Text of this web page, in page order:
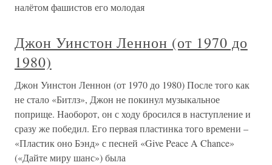
налётом фашистов его молодая
Джон Уинстон Леннон (от 1970 до
1980)
Джон Уинстон Леннон (от 1970 до 1980) После того как
не стало «Битлз», Джон не покинул музыкальное
поприще. Наоборот, он с ходу бросился в наступление и
сразу же победил. Его первая пластинка того времени –
«Пластик оно Бэнд» с песней «Give Peace A Chance»
(«Дайте миру шанс») была